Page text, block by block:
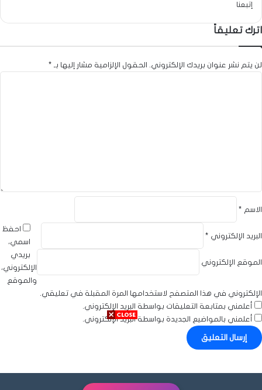
إتبعنا
اترك تعليقاً
لن يتم نشر عنوان بريدك الإلكتروني. الحقول الإلزامية مشار إليها بـ *
الاسم *
البريد الإلكتروني *
الموقع الإلكتروني
احفظ
اسمي،
بريدي
الإلكتروني،
والموقع
الإلكتروني في هذا المتصفح لاستخدامها المرة المقبلة في تعليقي.
أعلمني بمتابعة التعليقات بواسطة البريد الإلكتروني.
أعلمني بالمواضيع الجديدة بواسطة البريد الإلكتروني.